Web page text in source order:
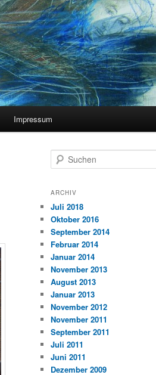
Impressum
u
h
n
ARCHIV
Juli 2018
Oktober 2016
September 2014
Februar 2014
Januar 2014
November 2013
August 2013
Januar 2013
November 2012
November 2011
September 2011
Juli 2011
Juni 2011
Dezember 2009